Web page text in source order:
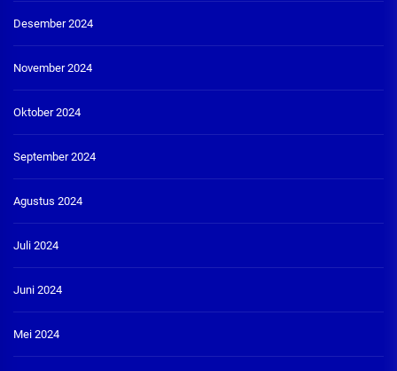
Desember 2024
November 2024
Oktober 2024
September 2024
Agustus 2024
Juli 2024
Juni 2024
Mei 2024